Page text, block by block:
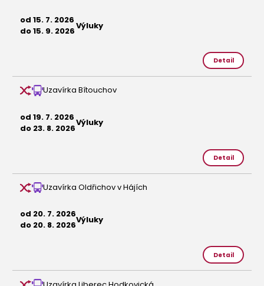
od 15. 7. 2026
do 15. 9. 2026Výluky
Detail
Uzavírka Bítouchov
od 19. 7. 2026
do 23. 8. 2026Výluky
Detail
Uzavírka Oldřichov v Hájích
od 20. 7. 2026
do 20. 8. 2026Výluky
Detail